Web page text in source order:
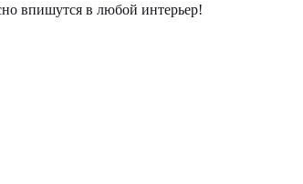
впишутся в любой интерьер!